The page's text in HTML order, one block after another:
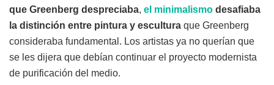
que Greenberg despreciaba, el minimalismo desafiaba
la distinción entre pintura y escultura que Greenberg
consideraba fundamental. Los artistas ya no querían que
se les dijera que debían continuar el proyecto modernista
de purificación del medio.